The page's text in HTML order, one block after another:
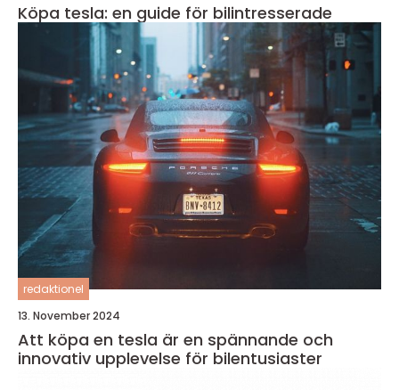
Köpa tesla: en guide för bilintresserade
redaktionel
13. November 2024
Att köpa en tesla är en spännande och
innovativ upplevelse för bilentusiaster